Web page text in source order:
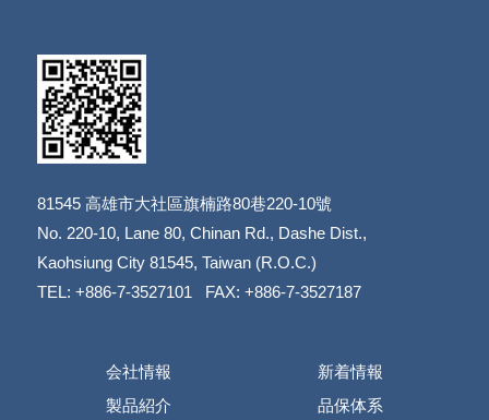
81545高雄市大社區旗楠路80巷220-10號
​​​​​​​No. 220-10, Lane 80, Chinan Rd., Dashe Dist.,
​​​​​​​Kaohsiung City 81545, Taiwan (R.O.C.)
TEL: +886-7-3527101 FAX: +886-7-3527187
会社情報
新着情報
製品紹介
品保体系